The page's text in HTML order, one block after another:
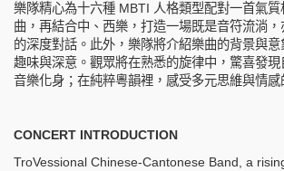
樂隊精心為十六種 MBTI 人格類型配對一首氣質
曲 ，再結合中、西樂，打造一場既是音符流淌，
的深度對話。此外，樂隊將介紹樂曲的背景與
趣味與深意。觀眾將在熟悉的旋律中，驚喜發現
音樂化身 ；在純粹粵韻裡，感受多元思維與情感
CONCERT INTRODUCTION
TroVessional Chinese-Cantonese Band, a